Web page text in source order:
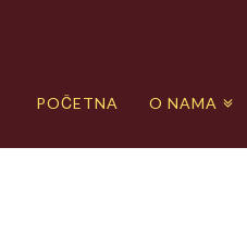
POČETNA O NAMA